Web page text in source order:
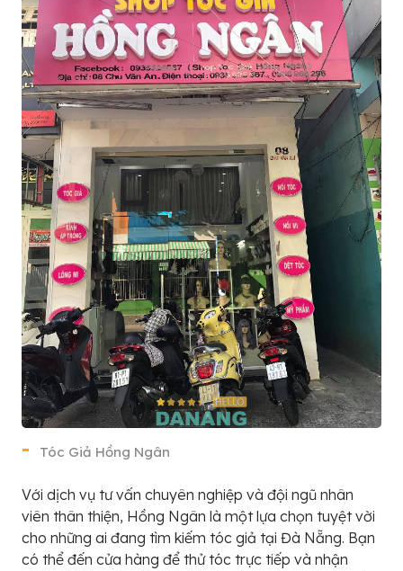
Tóc Giả Hồng Ngân
Với dịch vụ tư vấn chuyên nghiệp và đội ngũ nhân
viên thân thiện, Hồng Ngân là một lựa chọn tuyệt vời
cho những ai đang tìm kiếm tóc giả tại Đà Nẵng. Bạn
có thể đến cửa hàng để thử tóc trực tiếp và nhận